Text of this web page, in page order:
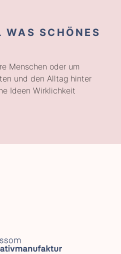
WAS SCHÖNES
Menschen oder um
und den Alltag hinter
Ideen Wirklichkeit